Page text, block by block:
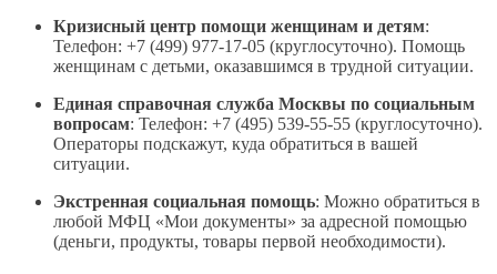
Кризисный центр помощи женщинам и детям:
Телефон: +7 (499) 977-17-05 (круглосуточно). Помощь
женщинам с детьми, оказавшимся в трудной ситуации.
Единая справочная служба Москвы по социальным
вопросам: Телефон: +7 (495) 539-55-55 (круглосуточно).
Операторы подскажут, куда обратиться в вашей
ситуации.
Экстренная социальная помощь: Можно обратиться в
любой МФЦ «Мои документы» за адресной помощью
(деньги, продукты, товары первой необходимости).